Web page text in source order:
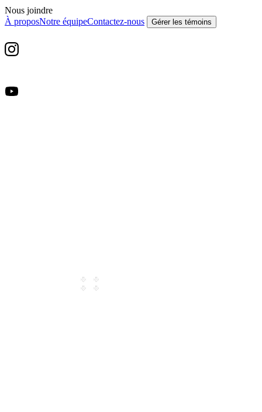
Nous joindre
À proposNotre équipeContactez-nous Gérer les témoins